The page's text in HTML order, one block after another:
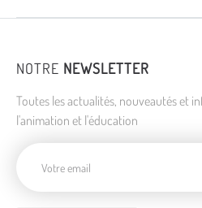
NOTRE NEWSLETTER
Toutes les actualités, nouveautés et
l'animation et l'éducation